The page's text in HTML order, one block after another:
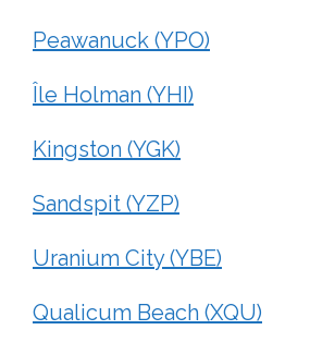
Peawanuck (YPO)
Île Holman (YHI)
Kingston (YGK)
Sandspit (YZP)
Uranium City (YBE)
Qualicum Beach (XQU)